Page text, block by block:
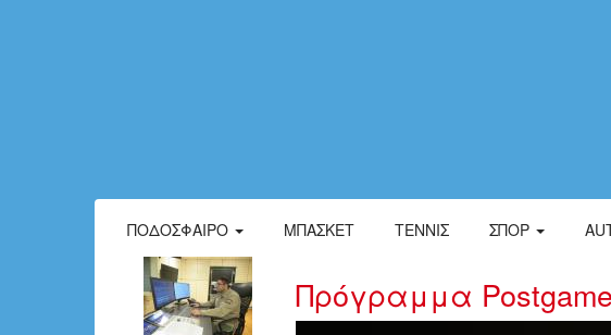
ΠΟΔΌΣΦΑΙΡΟ ΜΠΆΣΚΕΤ ΤΈΝΝΙΣ ΣΠΟΡ
Πρόγραμμα